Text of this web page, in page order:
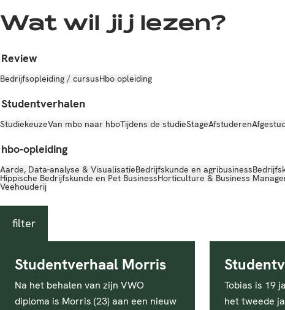
Wat wil jij lezen?
Review
Bedrijfsopleiding / cursusHbo opleiding
Studentverhalen
StudiekeuzeVan mbo naar hboTijdens de studieStageAfstuderen
hbo-opleiding
Aarde, Data-analyse & VisualisatieBedrijfskunde en agribusiness
Hippische Bedrijfskunde en Pet BusinessHorticulture & Business
Veehouderij
filter
Studentverhaal Morris
Na het behalen van zijn VWO
diploma is Morris (23) aan een nieuw
Tobias is 19
het tweede